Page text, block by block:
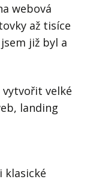
webová
až tisíce
již byl a
vytvořit velké
landing
klasické